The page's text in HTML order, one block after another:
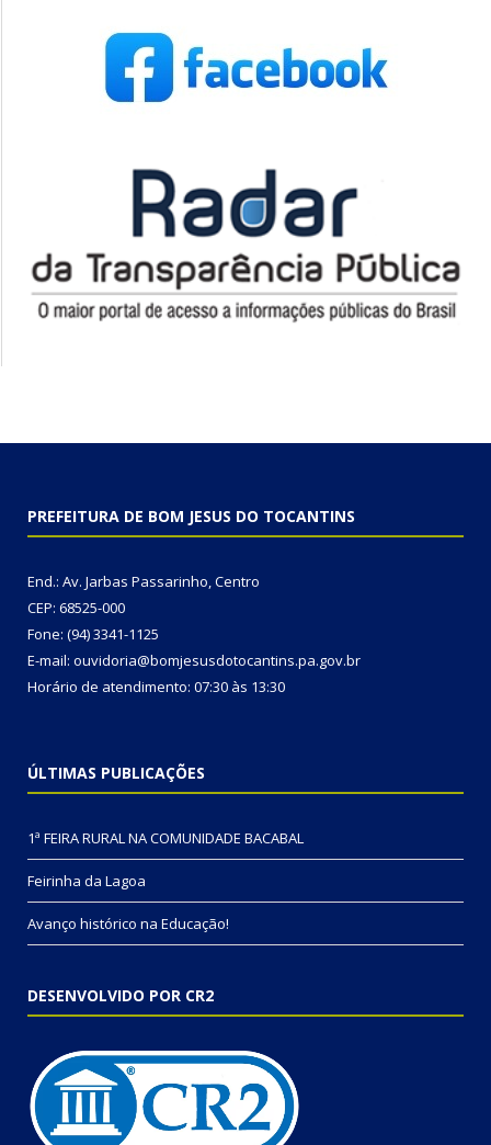
PREFEITURA DE BOM JESUS DO TOCANTINS
End.: Av. Jarbas Passarinho, Centro
CEP: 68525-000
Fone: (94) 3341-1125
E-mail: ouvidoria@bomjesusdotocantins.pa.gov.br
Horário de atendimento: 07:30 às 13:30
ÚLTIMAS PUBLICAÇÕES
1ª FEIRA RURAL NA COMUNIDADE BACABAL
Feirinha da Lagoa
Avanço histórico na Educação!
DESENVOLVIDO POR CR2